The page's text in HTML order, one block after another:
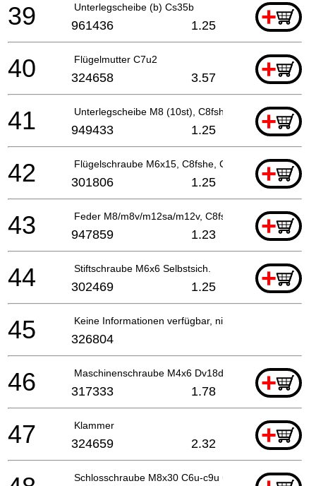
Unterlegscheibe (b) Cs35b +
39 961436 1.25
Flügelmutter C7u2 +
40 324658 3.57
Unterlegscheibe M8 (10st), C8fshe, C8fse+
41 949433 1.25
Flügelschraube M6x15, C8fshe, C8fse +
42 301806 1.25
Feder M8/m8v/m12sa/m12v, C8fse +
43 947859 1.23
Stiftschraube M6x6 Selbstsich. +
44 302469 1.25
Keine Informationen verfügbar, nicht bestellbar
45 326804
Maschinenschraube M4x6 Dv18dvf, Dv14dvf
+
46 317333 1.78
Klammer +
47 324659 2.32
Schlosschraube M8x30 C6u-c9u u.a.